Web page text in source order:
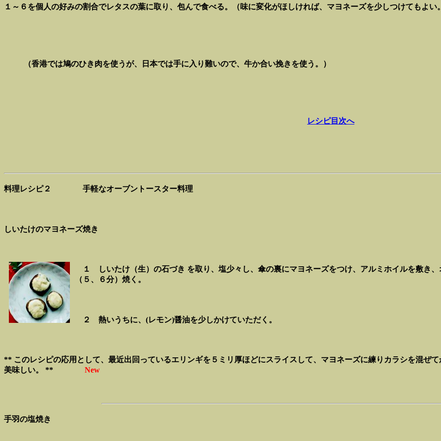
１～６を個人の好みの割合でレタスの葉に取り、包んで食べる。（味に変化がほしければ、マヨネーズを少しつけてもよい
（香港では鳩のひき肉を使うが、日本では手に入り難いので、牛か合い挽きを使う。）
レシピ目次へ
料理レシピ２ 手軽なオーブントースター料理
しいたけのマヨネーズ焼き
１ しいたけ（生）の石づき を取り、塩少々し、傘の裏にマヨネーズをつけ、アルミホイルを敷き
（５、６分）焼く。
２ 熱いうちに、(レモン)醤油を少しかけていただく。
** このレシピの応用として、最近出回っているエリンギを５ミリ厚ほどにスライスして、マヨネーズに練りカラシを混ぜ
美味しい。 **
New
手羽の塩焼き